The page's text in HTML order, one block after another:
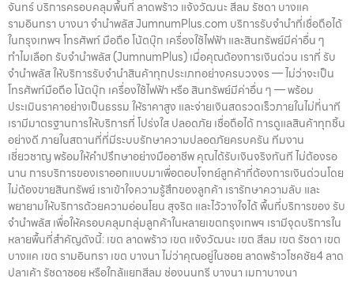
จันทร์ บริการครอบคลุมพื้นที่ ลาดพร้าว แจ้งวัฒนะ สีลม รัชดา บางแค
รามอินทรา บางนา จำนำพลัส JumnumPlus.com บริการรับจำนำที่เชื่อถือได้
ในกรุงเทพฯ โทรศัพท์ มือถือ โน้ตบุ๊ก เครื่องใช้ไฟฟ้า และสินทรัพย์มีค่าอื่น ๆ
ทำไมเลือก รับจำนำพลัส (JumnumPlus) เมื่อคุณต้องการเงินด่วน เราที่ รับ
จำนำพลัส ให้บริการรับจำนำสินค้าทุกประเภทอย่างครบวงจร — ไม่ว่าจะเป็น
โทรศัพท์มือถือ โน้ตบุ๊ก เครื่องใช้ไฟฟ้า หรือ สินทรัพย์มีค่าอื่น ๆ — พร้อม
ประเมินราคาอย่างเป็นธรรม ให้ราคาสูง และจ่ายเงินสดรวดเร็วภายในไม่กี่นาที
เรามีมาตรฐานการให้บริการที่ โปร่งใส ปลอดภัย เชื่อถือได้ การดูแลสินค้าทุกชิ้น
อย่างดี ภายในสถานที่ที่มีระบบรักษาความปลอดภัยครบครัน ทีมงาน
เชี่ยวชาญ พร้อมให้คำปรึกษาอย่างมืออาชีพ คุณได้รับเงินจริงทันที ไม่ต้องรอ
นาน การบริการของเราออกแบบมาเพื่อตอบโจทย์ลูกค้าที่ต้องการเงินด่วนโดย
ไม่ต้องขายสินทรัพย์ เราเข้าใจความรู้สึกของลูกค้า เรารักษาความลับ และ
พยายามให้บริการด้วยความอ่อนโยน สุจริต และไว้วางใจได้ พื้นที่บริการของ รับ
จำนำพลัส เพื่อให้ครอบคลุมกลุ่มลูกค้าในหลายเขตกรุงเทพฯ เรามีจุดบริการใน
หลายพื้นที่สำคัญดังนี้: เขต ลาดพร้าว เขต แจ้งวัฒนะ เขต สีลม เขต รัชดา เขต
บางแค เขต รามอินทรา เขต บางนา ไม่ว่าคุณอยู่ในซอย ลาดพร้าวโชคชัย4 ลาด
ปลาเค้า รัชดาซอย หรือใกล้แยกสีลม ช่องนนทรี บางนา เมกาบางนา